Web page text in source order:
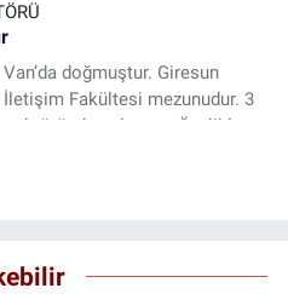
Van’da doğmuştur. Giresun
Fakültesi mezunudur. 3
sektöründe çalışıyor. Özelikle